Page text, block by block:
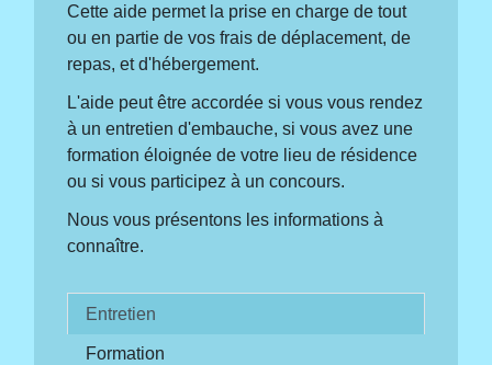
Cette aide permet la prise en charge de tout
ou en partie de vos frais de déplacement, de
repas, et d'hébergement.
L'aide peut être accordée si vous vous rendez
à un entretien d'embauche, si vous avez une
formation éloignée de votre lieu de résidence
ou si vous participez à un concours.
Nous vous présentons les informations à
connaître.
Entretien
Formation